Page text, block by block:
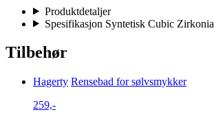
Produktdetaljer
Spesifikasjon Syntetisk Cubic Zirkonia
Tilbehør
Hagerty Rensebad for sølvsmykker
259,-